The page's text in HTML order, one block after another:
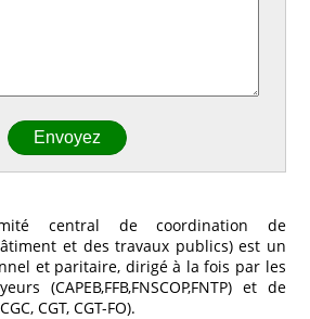
central de coordination de
et des travaux publics) est un
et paritaire, dirigé à la fois par les
(CAPEB,FFB,FNSCOP,FNTP) et de
CGT, CGT-FO).